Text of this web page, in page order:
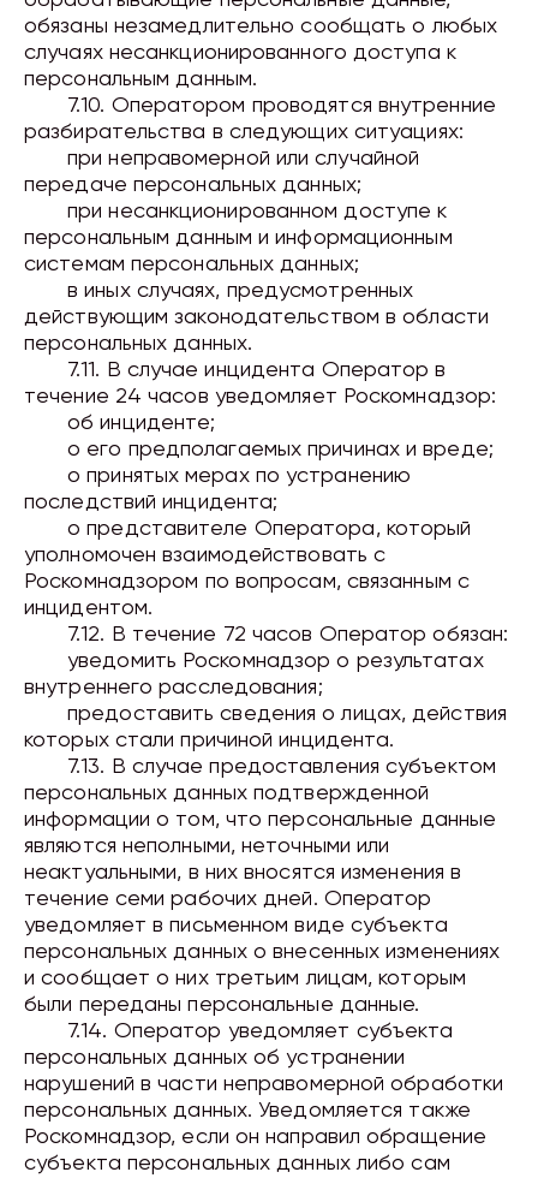
обязаны незамедлительно сообщать о любых
случаях несанкционированного доступа к
персональным данным.
7.10. Оператором проводятся внутренние
разбирательства в следующих ситуациях:
при неправомерной или случайной
передаче персональных данных;
при несанкционированном доступе к
персональным данным и информационным
системам персональных данных;
в иных случаях, предусмотренных
действующим законодательством в области
персональных данных.
7.11. В случае инцидента Оператор в
течение 24 часов уведомляет Роскомнадзор:
об инциденте;
о его предполагаемых причинах и вреде;
о принятых мерах по устранению
последствий инцидента;
о представителе Оператора, который
уполномочен взаимодействовать с
Роскомнадзором по вопросам, связанным с
инцидентом.
7.12. В течение 72 часов Оператор обязан:
уведомить Роскомнадзор о результатах
внутреннего расследования;
предоставить сведения о лицах, действия
которых стали причиной инцидента.
7.13. В случае предоставления субъектом
персональных данных подтвержденной
информации о том, что персональные данные
являются неполными, неточными или
неактуальными, в них вносятся изменения в
течение семи рабочих дней. Оператор
уведомляет в письменном виде субъекта
персональных данных о внесенных изменениях
и сообщает о них третьим лицам, которым
были переданы персональные данные.
7.14. Оператор уведомляет субъекта
персональных данных об устранении
нарушений в части неправомерной обработки
персональных данных. Уведомляется также
Роскомнадзор, если он направил обращение
субъекта персональных данных либо сам